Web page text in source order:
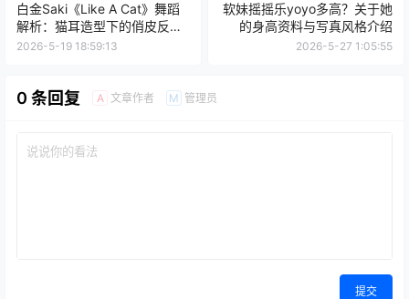
白金Saki《Like A Cat》舞蹈
解析：猫耳造型下的俏皮反差
感
2026-5-19 18:59:13
软妹摇摇乐yoyo多高？关于她
的身高资料与写真风格介绍
2026-5-27 1:05:55
0 条回复 A 文章作者 M 管理员
提交